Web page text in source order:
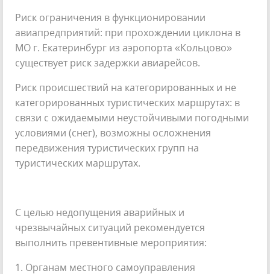
Риск ограничения в функционировании
авиапредприятий: при прохождении циклона в
МО г. Екатеринбург из аэропорта «Кольцово»
существует риск задержки авиарейсов.
Риск происшествий на категорированных и не
категорированных туристических маршрутах: в
связи с ожидаемыми неустойчивыми погодными
условиями (снег), возможны осложнения
передвижения туристических групп на
туристических маршрутах.
С целью недопущения аварийных и
чрезвычайных ситуаций рекомендуется
выполнить превентивные мероприятия:
1. Органам местного самоуправления